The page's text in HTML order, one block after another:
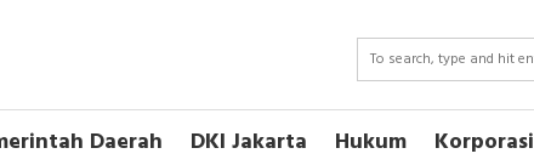
Daerah DKI Jakarta Hukum Korporasi